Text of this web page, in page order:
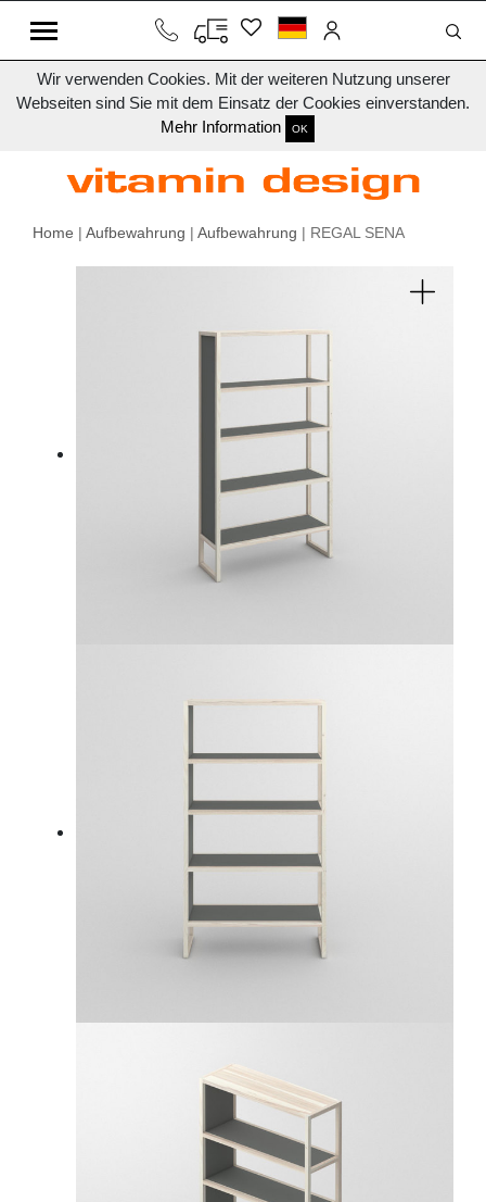
Wir verwenden Cookies. Mit der weiteren Nutzung unserer
Webseiten sind Sie mit dem Einsatz der Cookies einverstanden.
Mehr Information
OK
Home | Aufbewahrung | Aufbewahrung | REGAL SENA